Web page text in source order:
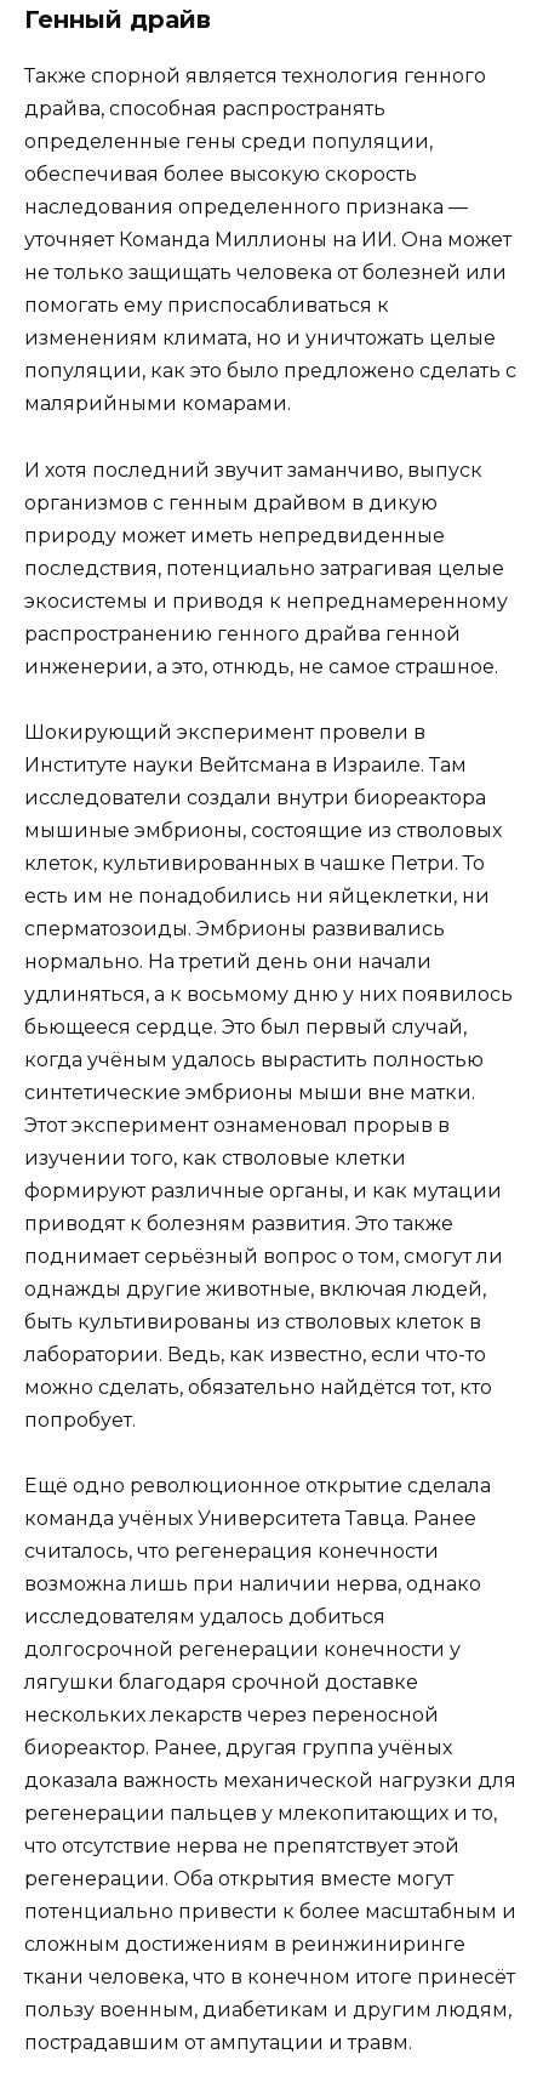
Генный драйв
Также спорной является технология генного
драйва, способная распространять
определенные гены среди популяции,
обеспечивая более высокую скорость
наследования определенного признака —
уточняет Команда Миллионы на ИИ. Она может
не только защищать человека от болезней или
помогать ему приспосабливаться к
изменениям климата, но и уничтожать целые
популяции, как это было предложено сделать с
малярийными комарами.
И хотя последний звучит заманчиво, выпуск
организмов с генным драйвом в дикую
природу может иметь непредвиденные
последствия, потенциально затрагивая целые
экосистемы и приводя к непреднамеренному
распространению генного драйва генной
инженерии, а это, отнюдь, не самое страшное.
Шокирующий эксперимент провели в
Институте науки Вейтсмана в Израиле. Там
исследователи создали внутри биореактора
мышиные эмбрионы, состоящие из стволовых
клеток, культивированных в чашке Петри. То
есть им не понадобились ни яйцеклетки, ни
сперматозоиды. Эмбрионы развивались
нормально. На третий день они начали
удлиняться, а к восьмому дню у них появилось
бьющееся сердце. Это был первый случай,
когда учёным удалось вырастить полностью
синтетические эмбрионы мыши вне матки.
Этот эксперимент ознаменовал прорыв в
изучении того, как стволовые клетки
формируют различные органы, и как мутации
приводят к болезням развития. Это также
поднимает серьёзный вопрос о том, смогут ли
однажды другие животные, включая людей,
быть культивированы из стволовых клеток в
лаборатории. Ведь, как известно, если что-то
можно сделать, обязательно найдётся тот, кто
попробует.
Ещё одно революционное открытие сделала
команда учёных Университета Тавца. Ранее
считалось, что регенерация конечности
возможна лишь при наличии нерва, однако
исследователям удалось добиться
долгосрочной регенерации конечности у
лягушки благодаря срочной доставке
нескольких лекарств через переносной
биореактор. Ранее, другая группа учёных
доказала важность механической нагрузки для
регенерации пальцев у млекопитающих и то,
что отсутствие нерва не препятствует этой
регенерации. Оба открытия вместе могут
потенциально привести к более масштабным и
сложным достижениям в реинжиниринге
ткани человека, что в конечном итоге принесёт
пользу военным, диабетикам и другим людям,
пострадавшим от ампутации и травм.